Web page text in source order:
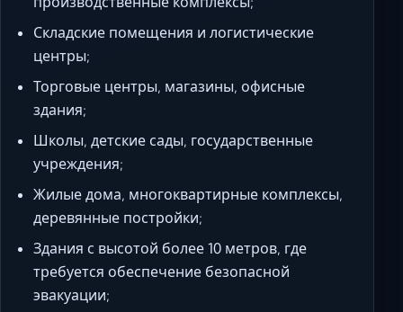
Складские помещения и логистические
центры;
Торговые центры, магазины, офисные
здания;
Школы, детские сады, государственные
учреждения;
Жилые дома, многоквартирные комплексы,
деревянные постройки;
Здания с высотой более 10 метров, где
требуется обеспечение безопасной
эвакуации;